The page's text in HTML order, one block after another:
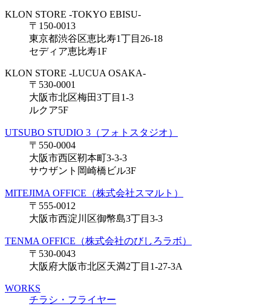
KLON STORE -TOKYO EBISU-
〒150-0013
東京都渋谷区恵比寿1丁目26-18
セディア恵比寿1F
KLON STORE -LUCUA OSAKA-
〒530-0001
大阪市北区梅田3丁目1-3
ルクア5F
UTSUBO STUDIO 3（フォトスタジオ）
〒550-0004
大阪市西区靭本町3-3-3
サウザント岡崎橋ビル3F
MITEJIMA OFFICE（株式会社スマルト）
〒555-0012
大阪市西淀川区御幣島3丁目3-3
TENMA OFFICE（株式会社のびしろラボ）
〒530-0043
大阪府大阪市北区天満2丁目1-27-3A
WORKS
チラシ・フライヤー